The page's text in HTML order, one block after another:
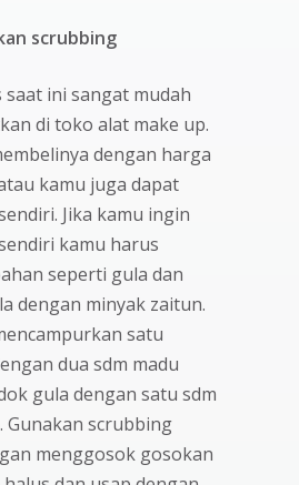
scrubbing
ini sangat mudah
di toko alat make up.
dengan harga
kamu juga dapat
Jika kamu ingin
kamu harus
seperti gula dan
dengan minyak zaitun.
satu
dua sdm madu
gula dengan satu sdm
Gunakan scrubbing
menggosok gosokan